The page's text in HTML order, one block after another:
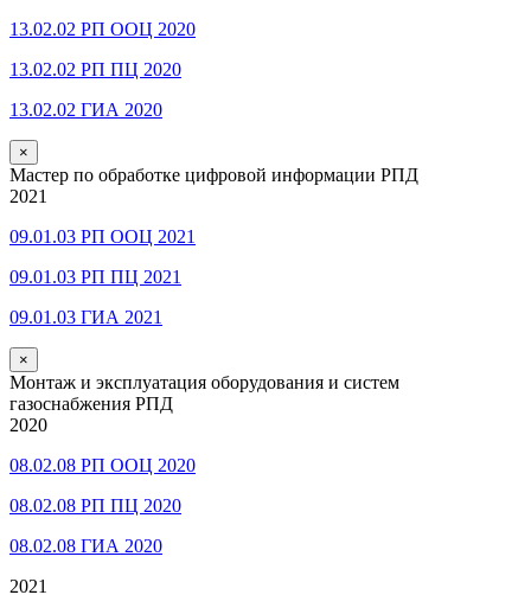
13.02.02 РП ООЦ 2020
13.02.02 РП ПЦ 2020
13.02.02 ГИА 2020
×
Мастер по обработке цифровой информации РПД
2021
09.01.03 РП ООЦ 2021
09.01.03 РП ПЦ 2021
09.01.03 ГИА 2021
×
Монтаж и эксплуатация оборудования и систем
газоснабжения РПД
2020
08.02.08 РП ООЦ 2020
08.02.08 РП ПЦ 2020
08.02.08 ГИА 2020
2021